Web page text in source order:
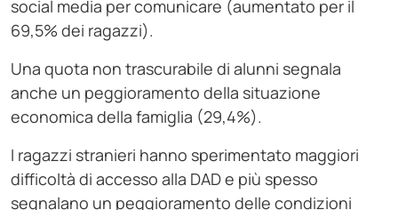
social media per comunicare (aumentato per il
69,5% dei ragazzi).
Una quota non trascurabile di alunni segnala
anche un peggioramento della situazione
economica della famiglia (29,4%).
I ragazzi stranieri hanno sperimentato maggiori
difficoltà di accesso alla DAD e più spesso
segnalano un peggioramento delle condizioni